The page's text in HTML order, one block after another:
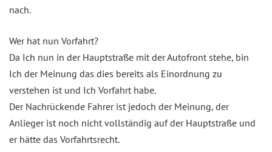
nach.
Wer hat nun Vorfahrt?
Da Ich nun in der Hauptstraße mit der Autofront stehe, bin
Ich der Meinung das dies bereits als Einordnung zu
verstehen ist und Ich Vorfahrt habe.
Der Nachrückende Fahrer ist jedoch der Meinung, der
Anlieger ist noch nicht vollständig auf der Hauptstraße und
er hätte das Vorfahrtsrecht.